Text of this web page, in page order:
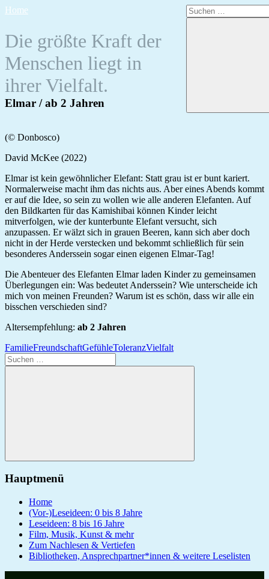
Zum
Home
Die größte Kraft der
Menschen liegt in
ihrer Vielfalt.
Suchen
nach:
Elmar / ab 2 Jahren
(© Donbosco)
David McKee (2022)
Elmar ist kein gewöhnlicher Elefant: Statt grau ist er bunt kariert.
Normalerweise macht ihm das nichts aus. Aber eines Abends kommt
er auf die Idee, so sein zu wollen wie alle anderen Elefanten. Auf
den Bildkarten für das Kamishibai können Kinder leicht
mitverfolgen, wie der kunterbunte Elefant versucht, sich
anzupassen. Er wälzt sich in grauen Beeren, kann sich aber doch
nicht in der Herde verstecken und bekommt schließlich für sein
besonderes Anderssein sogar einen eigenen Elmar-Tag!
Die Abenteuer des Elefanten Elmar laden Kinder zu gemeinsamen
Überlegungen ein: Was bedeutet Anderssein? Wie unterscheide ich
mich von meinen Freunden? Warum ist es schön, dass wir alle ein
bisschen verschieden sind?
Altersempfehlung: ab 2 Jahren
FamilieFreundschaftGefühleToleranzVielfalt
Suchen
nach:
Suchen
Hauptmenü
Home
(Vor-)Leseideen: 0 bis 8 Jahre
Leseideen: 8 bis 16 Jahre
Film, Musik, Kunst & mehr
Zum Nachlesen & Vertiefen
Bibliotheken, Ansprechpartner*innen & weitere Leselisten